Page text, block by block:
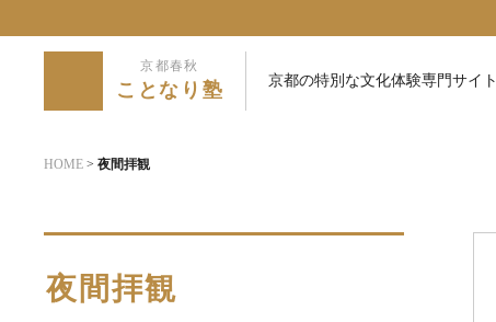
京都春秋
ことなり塾 京都の特別な文化体験専門サイト
HOME > 夜間拝観
夜間拝観